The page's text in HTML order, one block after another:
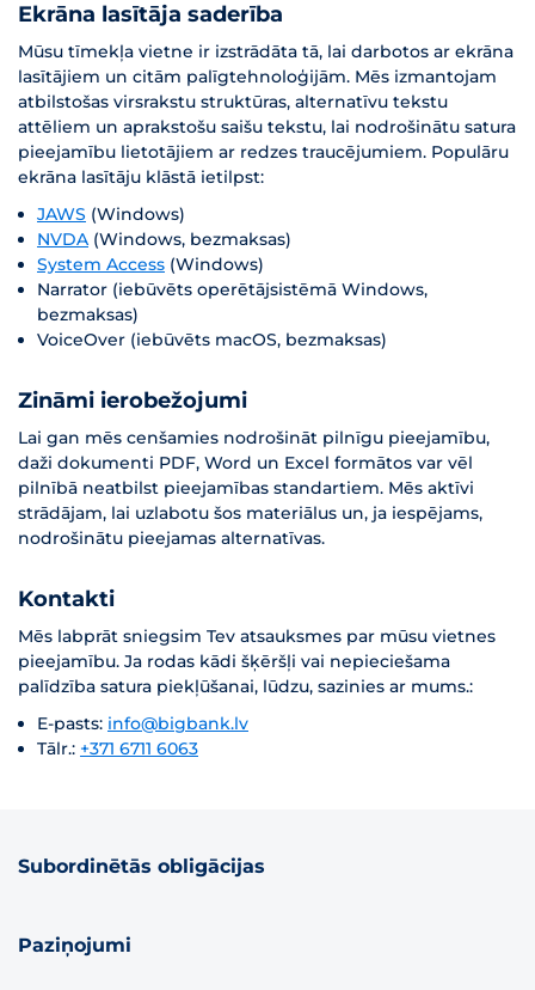
Ekrāna lasītāja saderība
Mūsu tīmekļa vietne ir izstrādāta tā, lai darbotos ar ekrāna
lasītājiem un citām palīgtehnoloģijām. Mēs izmantojam
atbilstošas ​​virsrakstu struktūras, alternatīvu tekstu
attēliem un aprakstošu saišu tekstu, lai nodrošinātu satura
pieejamību lietotājiem ar redzes traucējumiem. Populāru
ekrāna lasītāju klāstā ietilpst:
JAWS (Windows)
NVDA (Windows, bezmaksas)
System Access (Windows)
Narrator (iebūvēts operētājsistēmā Windows,
bezmaksas)
VoiceOver (iebūvēts macOS, bezmaksas)
Zināmi ierobežojumi
Lai gan mēs cenšamies nodrošināt pilnīgu pieejamību,
daži dokumenti PDF, Word un Excel formātos var vēl
pilnībā neatbilst pieejamības standartiem. Mēs aktīvi
strādājam, lai uzlabotu šos materiālus un, ja iespējams,
nodrošinātu pieejamas alternatīvas.
Kontakti
Mēs labprāt sniegsim Tev atsauksmes par mūsu vietnes
pieejamību. Ja rodas kādi šķēršļi vai nepieciešama
palīdzība satura piekļūšanai, lūdzu, sazinies ar mums.:
E-pasts: info@bigbank.lv
Tālr.: +371 6711 6063
Subordinētās obligācijas
Paziņojumi